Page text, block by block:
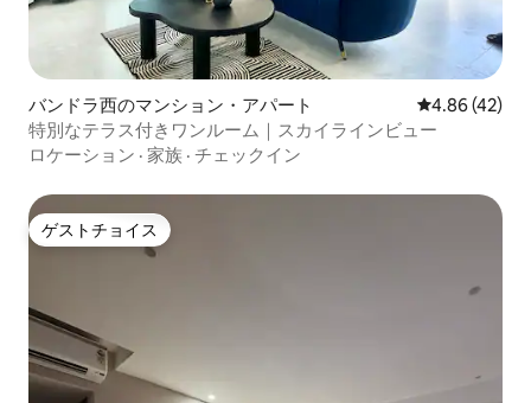
バンドラ西のマンション・アパート レビュー42
4.86 (42)
特別なテラス付きワンルーム｜スカイラインビュー
ロケーション · 家族 · チェックイン
ゲストチョイス
ゲストチョイス